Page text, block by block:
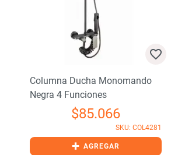
Columna Ducha Monomando
Negra 4 Funciones
$85.066
SKU: COL4281
+ AGREGAR